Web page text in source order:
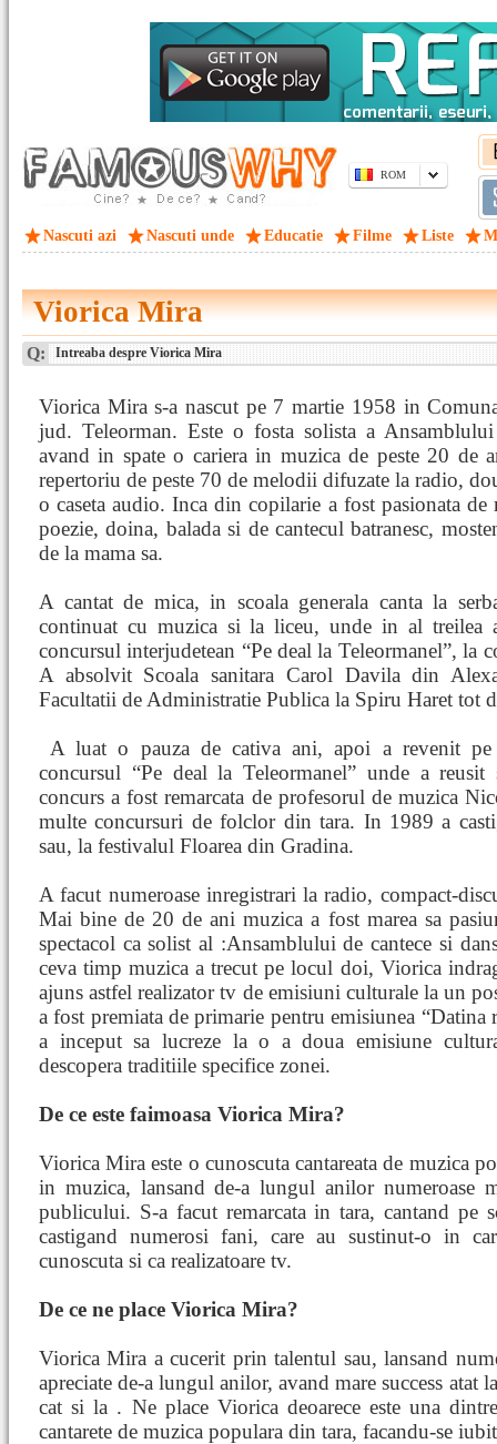
ROM
Nascuti azi Nascuti unde Educatie Filme Liste
Viorica Mira
Q: Intreaba despre Viorica Mira
Viorica Mira s-a nascut pe 7 martie 1958 in
jud. Teleorman. Este o fosta solista a
avand in spate o cariera in muzica de peste 20 de
repertoriu de peste 70 de melodii difuzate la radio,
o caseta audio. Inca din copilarie a fost pasionata de
poezie, doina, balada si de cantecul batranesc,
de la mama sa.
A cantat de mica, in scoala generala canta la
continuat cu muzica si la liceu, unde in al treilea
concursul interjudetean “Pe deal la Teleormanel”, la
A absolvit Scoala sanitara Carol Davila din
Facultatii de Administratie Publica la Spiru Haret tot
A luato pauza de cativa ani, apoi a revenit
concursul “Pe deal la Teleormanel” unde a
concurs a fost remarcata de profesorul de muzica
multe concursuri de folclor din tara. In 1989 a
sau, la festivalul Floarea din Gradina.
A facut numeroase inregistrari la radio, compact-
Mai bine de 20 de ani muzica a fost marea sa
spectacol ca solist al :Ansamblului de cantece si
ceva timp muzica a trecut pe locul doi, Viorica
ajuns astfel realizator tv de emisiuni culturale la un
a fost premiata de primarie pentru emisiunea “Datina
a inceput sa lucreze la o a doua emisiune
descopera traditiile specifice zonei.
De ce este faimoasa Viorica Mira?
Viorica Mira este o cunoscuta cantareata de muzica
in muzica, lansand de-a lungul anilor numeroase
publicului. S-a facut remarcata in tara, cantand pe
castigand numerosi fani, care au sustinut-o in
cunoscuta si ca realizatoare tv.
De ce ne place Viorica Mira?
Viorica Mira a cucerit prin talentul sau, lansand
apreciate de-a lungul anilor, avand mare success atat
cat si la . Ne place Viorica deoarece este una
cantarete de muzica populara din tara, facandu-se